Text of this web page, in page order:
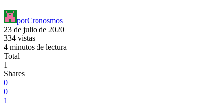
porCronosmos
23 de julio de 2020
334 vistas
4 minutos de lectura
Total
1
Shares
0
0
1